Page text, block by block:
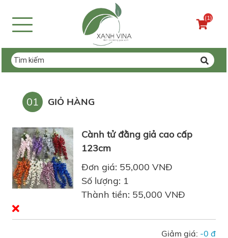
(1)
01 GIỎ HÀNG
Cành tử đằng giả cao cấp
123cm
Đơn giá: 55,000 VNĐ
Số lượng: 1
Thành tiền: 55,000 VNĐ
Giảm giá: -0 đ